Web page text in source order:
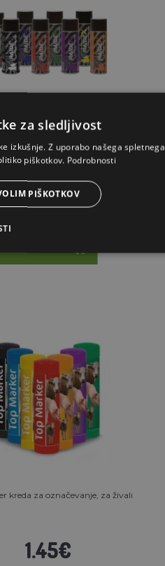
Raidex, 400 ml, za živali
Od 4.61€
kreda za označevanje, za živali
1.45€
za sledljivost
izkušnje. Z uporabo našega spletnega
piškotkov. Podrobnosti
PIŠKOTKOV